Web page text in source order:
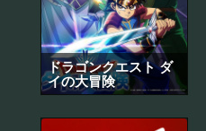
ドラゴンクエスト ダ
イの大冒険